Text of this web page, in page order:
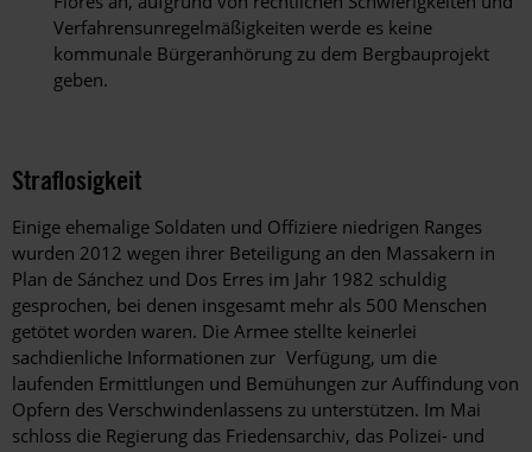
Verfahrensunregelmäßigkeiten werde es keine
kommunale Bürgeranhörung zu dem Bergbauprojekt
geben.
Straflosigkeit
Einige ehemalige Soldaten und Offiziere niedrigen Ranges
wurden 2012 wegen ihrer Beteiligung an den Massakern in
Plan de Sánchez und Dos Erres im Jahr 1982 schuldig
gesprochen, bei denen insgesamt mehr als 500 Menschen
getötet worden waren. Die Armee stellte keinerlei
sachdienliche Informationen zur Verfügung, um die
laufenden Ermittlungen und Bemühungen zur Auffindung von
Opfern des Verschwindenlassens zu unterstützen. Im Mai
schloss die Regierung das Friedensarchiv, das Polizei- und